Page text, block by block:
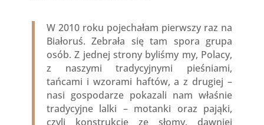
W 2010 roku pojechałam pierwszy raz na
Białoruś. Zebrała się tam spora grupa
osób. Z jednej strony byliśmy my, Polacy,
z naszymi tradycyjnymi pieśniami,
tańcami i wzorami haftów, a z drugiej –
nasi gospodarze pokazali nam właśnie
tradycyjne lalki – motanki oraz pająki,
czyli konstrukcje ze słomy, dawniej